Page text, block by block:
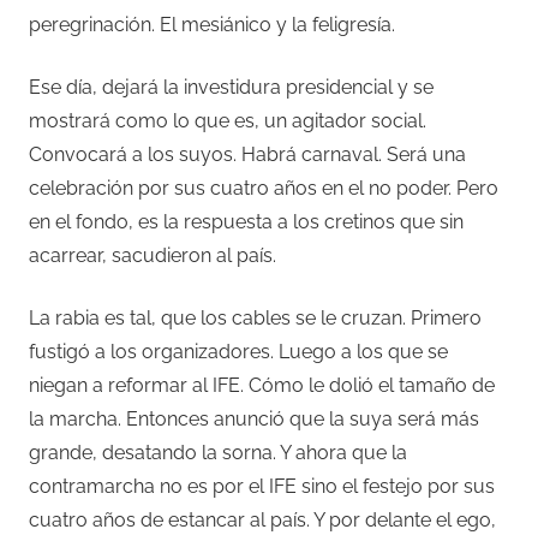
peregrinación. El mesiánico y la feligresía.
Ese día, dejará la investidura presidencial y se
mostrará como lo que es, un agitador social.
Convocará a los suyos. Habrá carnaval. Será una
celebración por sus cuatro años en el no poder. Pero
en el fondo, es la respuesta a los cretinos que sin
acarrear, sacudieron al país.
La rabia es tal, que los cables se le cruzan. Primero
fustigó a los organizadores. Luego a los que se
niegan a reformar al IFE. Cómo le dolió el tamaño de
la marcha. Entonces anunció que la suya será más
grande, desatando la sorna. Y ahora que la
contramarcha no es por el IFE sino el festejo por sus
cuatro años de estancar al país. Y por delante el ego,